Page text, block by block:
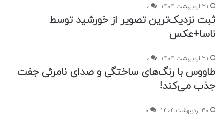
31 اردیبهشت 1404 0
ثبت نزدیک‌ترین تصویر از خورشید توسط
ناسا+عکس
31 اردیبهشت 1404 0
طاووس با رنگ‌های ساختگی و صدای نامرئی جفت
جذب می‌کند!
30 اردیبهشت 1404 0